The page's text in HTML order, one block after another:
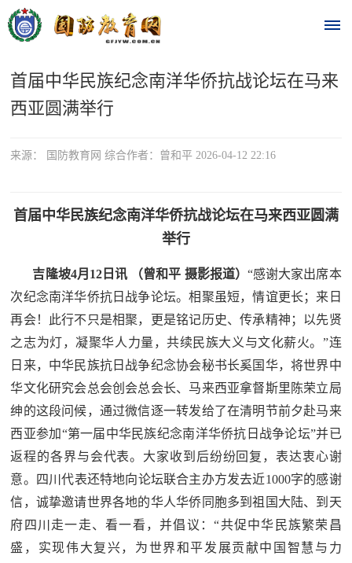
首
时
要
时
政
要
闻
热
点
踪
热
点
追
踪
国
防
法
规
国
国
首届中华民族纪念南洋华侨抗战论坛在马来
西亚圆满举行
来源： 国防教育网 综合作者：曾和平 2026-04-12 22:16
首届中华民族纪念南洋华侨抗战论坛在马来西亚圆满
举行
吉隆坡4月12日讯 （曾和平 摄影报道） “感谢大家出席本
次纪念南洋华侨抗日战争论坛。相聚虽短，情谊更长；来日
再会！此行不只是相聚，更是铭记历史、传承精神；以先贤
之志为灯，凝聚华人力量，共续民族大义与文化薪火。”连
日来，中华民族抗日战争纪念协会秘书长奚国华，将世界中
华文化研究会总会创会总会长、马来西亚拿督斯里陈荣立局
绅的这段问候，通过微信逐一转发给了在清明节前夕赴马来
西亚参加“第一届中华民族纪念南洋华侨抗日战争论坛”并已
返程的各界与会代表。大家收到后纷纷回复，表达衷心谢
意。四川代表还特地向论坛联合主办方发去近1000字的感谢
信，诚挚邀请世界各地的华人华侨同胞多到祖国大陆、到天
府四川走一走、看一看，并倡议：“共促中华民族繁荣昌
盛，实现伟大复兴，为世界和平发展贡献中国智慧与力